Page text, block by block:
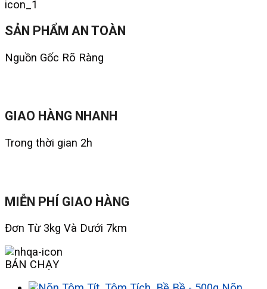
SẢN PHẨM AN TOÀN
Nguồn Gốc Rõ Ràng
GIAO HÀNG NHANH
Trong thời gian 2h
MIỄN PHÍ GIAO HÀNG
Đơn Từ 3kg Và Dưới 7km
BÁN CHẠY